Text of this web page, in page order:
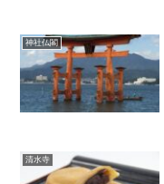
神社仏閣
清水寺